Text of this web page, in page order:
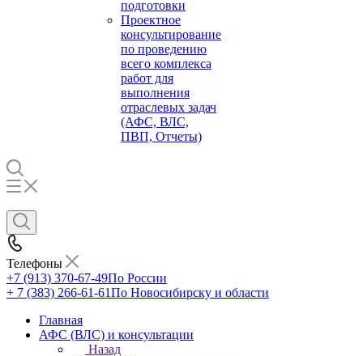
подготовки
Проектное
консультирование
по проведению
всего комплекса
работ для
выполнения
отраслевых задач
(АФС, ВЛС,
ПВП, Отчеты)
Телефоны
+7 (913) 370-67-49По России
+ 7 (383) 266-61-61По Новосибирску и области
Главная
АФС (ВЛС) и консультации
Назад